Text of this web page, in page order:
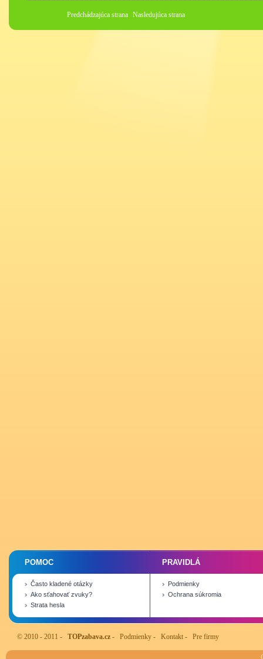
Predchádzajúca strana Nasledujúca strana
POMOC
Často kladené otázky
Ako sťahovať zvuky?
Strata hesla
PRAVIDLÁ
Podmienky
Ochrana súkromia
© 2010 - 2011 - TOPzabava.cz - Podmienky - Kontakt - Pre firmy